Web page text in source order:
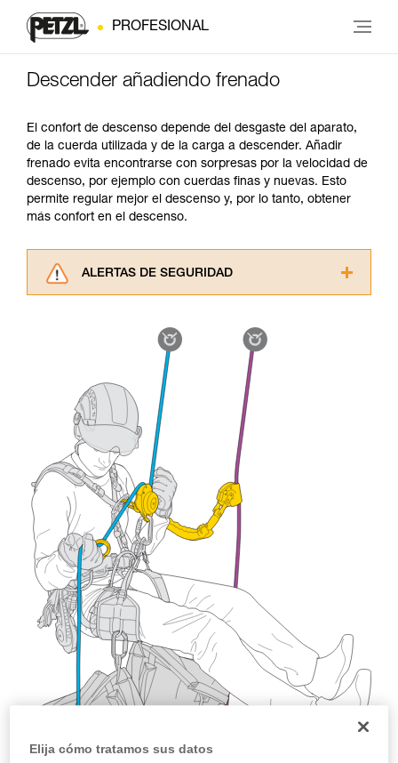
PROFESIONAL
Descender añadiendo frenado
El confort de descenso depende del desgaste del aparato,
de la cuerda utilizada y de la carga a descender. Añadir
frenado evita encontrarse con sorpresas por la velocidad de
descenso, por ejemplo con cuerdas finas y nuevas. Esto
permite regular mejor el descenso y, por lo tanto, obtener
más confort en el descenso.
ALERTAS DE SEGURIDAD
consultarlo. Usted debe comprender la
información de la ficha técnica para poder
comprender este complemento informativo.
Dominar estas técnicas requiere una formación
y un entrenamiento específico. Confirme a
través de un profesional su capacidad para
ejecutar estas técnicas, solo y con total
seguridad, antes de ejecutarlas de forma
autónoma.
Damos ejemplos de técnicas relacionadas con
su actividad. Pueden existir otras que no
describimos aquí.
Elija cómo tratamos sus datos